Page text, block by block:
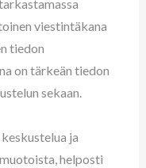
viestintäkana
tiedon
on tärkeän tiedon
sekaan.
ja
helposti